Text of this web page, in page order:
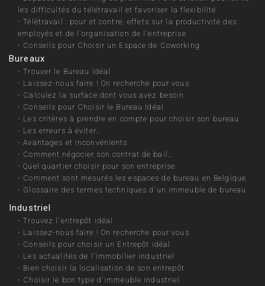
les difficultés du télétravail et favoriser la flexibilité
-Télétravail : pour et contre, effets sur la productivité des
employés et de l'organisation de l'entreprise
- Conseils pour Choisir un Espace de Coworking
Bureaux
-Trouver le Bureau Idéal
- Laissez-nous faire ! On recherche pour vous
- Calculez la surface dont vous avez besoin
- Conseils pour Choisir le Bureau Idéal
- Les critères à prendre en compte pour choisir son bureau
- Les erreurs à éviter…
-Avantages et inconvénients
- Comment négocier son contrat de bail…
-Quel quartier choisir pour son entreprise
- Comment sont mesurés les espaces de bureau en Belgique
- Glossaire des termes techniques d'un immeuble de bureau
Industriel
-Trouvez l'entrepôt idéal
- Laissez-nous faire ! On recherche pour vous
- Conseils pour choisir un Entrepôt idéal
- Les actualités de l'immobilier industriel
- Bien choisir la localisation de son entrepôt
- Choisir le bon type d'immeuble industriel